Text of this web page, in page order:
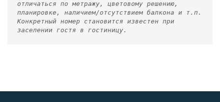
отличаться по метражу, цветовому решению,
планировке, наличием/отсутствием балкона и т.п.
Конкретный номер становится известен при
заселении гостя в гостиницу.